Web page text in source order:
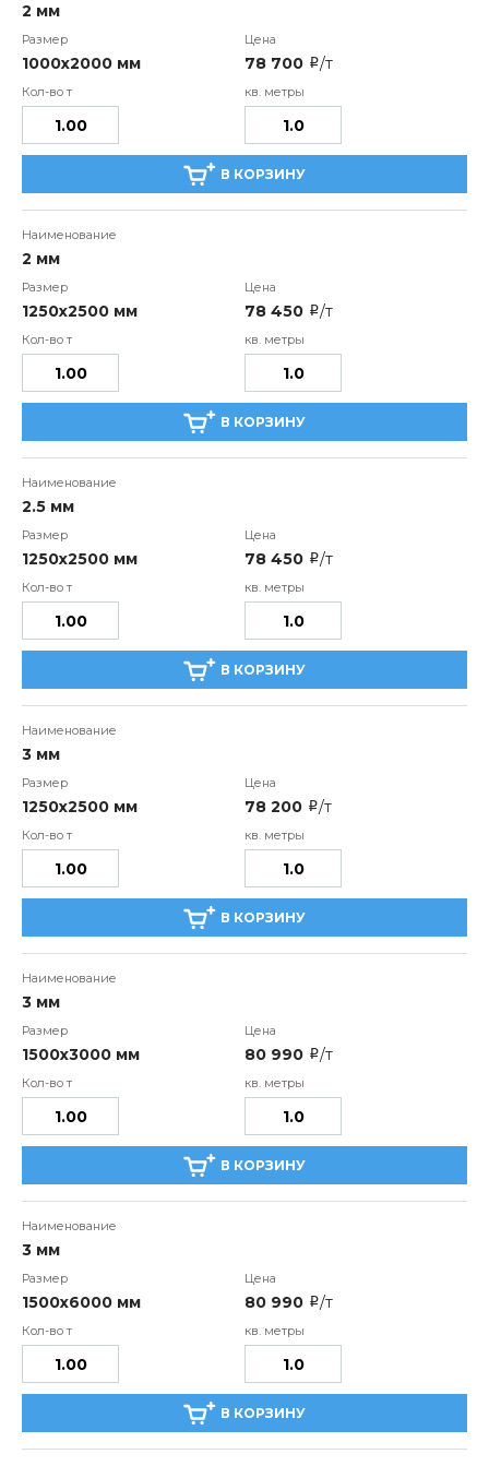
2 мм
1000х2000 мм 78 700 i/т
В КОРЗИНУ
2 мм
1250х2500 мм 78 450 i/т
В КОРЗИНУ
2.5 мм
1250х2500 мм 78 450 i/т
В КОРЗИНУ
3 мм
1250х2500 мм 78 200 i/т
В КОРЗИНУ
3 мм
1500х3000 мм 80 990 i/т
В КОРЗИНУ
3 мм
1500х6000 мм 80 990 i/т
В КОРЗИНУ